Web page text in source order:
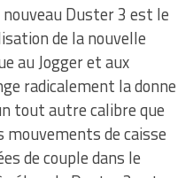
nouveau Duster 3 est le
de la nouvelle
au Jogger et aux
radicalement la donne
tout autre calibre que
de caisse
de couple dans le